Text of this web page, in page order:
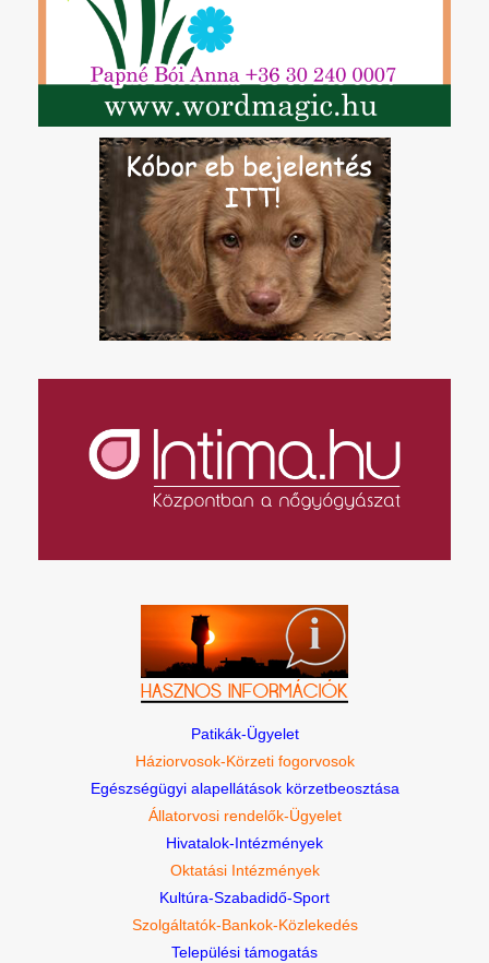
Patikák-Ügyelet
Háziorvosok-Körzeti fogorvosok
Egészségügyi alapellátások körzetbeosztása
Állatorvosi rendelők-Ügyelet
Hivatalok-Intézmények
Oktatási Intézmények
Kultúra-Szabadidő-Sport
Szolgáltatók-Bankok-Közlekedés
Települési támogatás